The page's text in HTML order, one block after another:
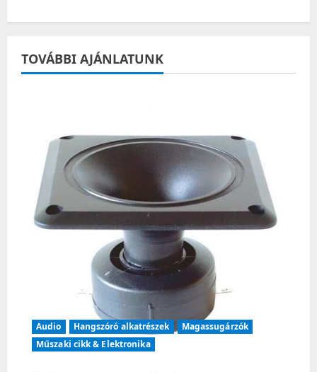
v
TOVÁBBI AJÁNLATUNK
Audio Hangszóró alkatrészek
Magassugárzók
Műszaki cikk & Elektronika